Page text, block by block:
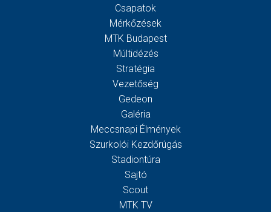
Csapatok
Mérkőzések
MTK Budapest
Múltidézés
Stratégia
Vezetőség
Gedeon
Galéria
Meccsnapi Élmények
Szurkolói Kezdőrúgás
Stadiontúra
Sajtó
Scout
MTK TV